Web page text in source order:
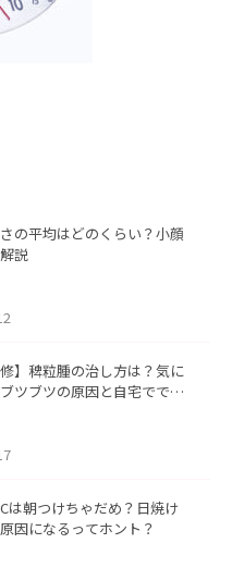
の平均はどのくらい？小顔
説
修】稗粒腫の治し方は？気に
ツブツの原因と自宅ででき
は朝つけちゃだめ？日焼け
因になるってホント？